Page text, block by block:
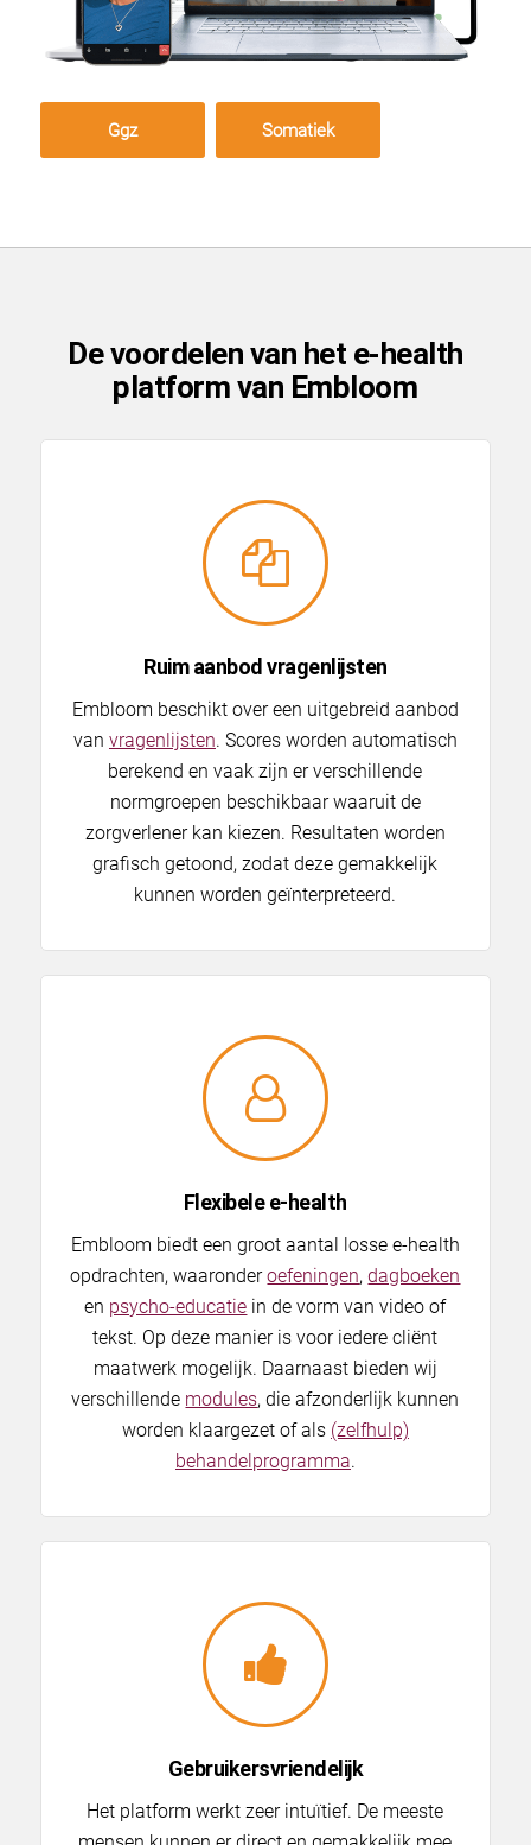
Ggz Somatiek
De voordelen van het e-health
platform van Embloom
Ruim aanbod vragenlijsten
Embloom beschikt over een uitgebreid aanbod
van vragenlijsten. Scores worden automatisch
berekend en vaak zijn er verschillende
normgroepen beschikbaar waaruit de
zorgverlener kan kiezen. Resultaten worden
grafisch getoond, zodat deze gemakkelijk
kunnen worden geïnterpreteerd.
Flexibele e-health
Embloom biedt een groot aantal losse e-health
opdrachten, waaronderoefeningen,dagboeken
en psycho-educatie in de vorm van video of
tekst. Op deze manier is voor iedere cliënt
maatwerk mogelijk. Daarnaast bieden wij
verschillende modules, die afzonderlijk kunnen
worden klaargezet of als (zelfhulp)
behandelprogramma.
Gebruikersvriendelijk
Het platform werkt zeer intuïtief. De meeste